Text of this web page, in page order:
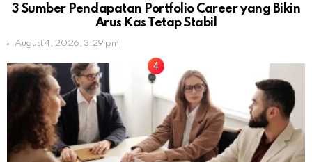
3 Sumber Pendapatan Portfolio Career yang Bikin
Arus Kas Tetap Stabil
August 4, 2026, 3:29 pm